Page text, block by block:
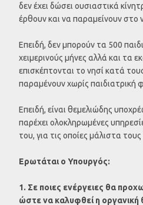
δεν έχει δώσει ουσιαστικά
έρθουν και να παραμείνουν στο
Επειδή, δεν μπορούν τα 500
χειμερινούς μήνες αλλά και τα
επισκέπτονται το νησί κατά
παραμένουν χωρίς παιδιατρική
Επειδή, είναι θεμελιώδης
παρέχει ολοκληρωμένες
του, για τις οποίες μάλιστα
Ερωτάται ο Υπουργός:
1. Σε ποιες ενέργειες θα
ώστε να καλυφθεί η οργανική